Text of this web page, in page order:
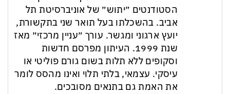
הסטודנטים ״יתוש״ של אוניברסיטת תל
אביב. בהשכלתו בעל תואר שני בתקשורת,
יועץ ארגוני ומגשר. עורך ״עניין מרכזי״ מאז
שנת 1999. העיתון מפרסם חדשות
וסקופים ללא תלות בשום גורם פוליטי או
עיסקי. עצמאי, בלתי תלוי ואינו מהסס לומר
את האמת גם בתנאים מסובכים.